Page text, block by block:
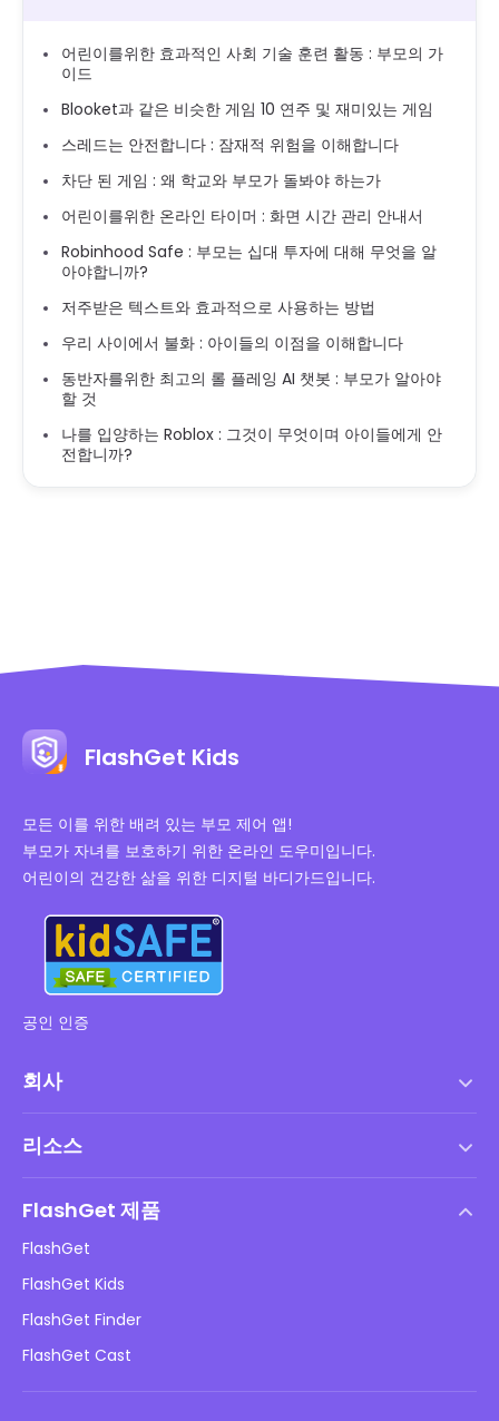
어린이를위한 효과적인 사회 기술 훈련 활동 : 부모의 가
이드
Blooket과 같은 비슷한 게임 10 연주 및 재미있는 게임
스레드는 안전합니다 : 잠재적 위험을 이해합니다
차단 된 게임 : 왜 학교와 부모가 돌봐야 하는가
어린이를위한 온라인 타이머 : 화면 시간 관리 안내서
Robinhood Safe : 부모는 십대 투자에 대해 무엇을 알
아야합니까?
저주받은 텍스트와 효과적으로 사용하는 방법
우리 사이에서 불화 : 아이들의 이점을 이해합니다
동반자를위한 최고의 롤 플레잉 AI 챗봇 : 부모가 알아야
할 것
나를 입양하는 Roblox : 그것이 무엇이며 아이들에게 안
전합니까?
FlashGet Kids
모든 이를 위한 배려 있는 부모 제어 앱!
부모가 자녀를 보호하기 위한 온라인 도우미입니다.
어린이의 건강한 삶을 위한 디지털 바디가드입니다.
공인 인증
회사
DMCA 정책
개인정보 처리방침
광고 정책
내 정보를 판매하지 마십시오
리소스
아동 온라인 안전
다운로드
FlashGet 제품
FlashGet
FlashGet Kids
FlashGet Finder
FlashGet Cast